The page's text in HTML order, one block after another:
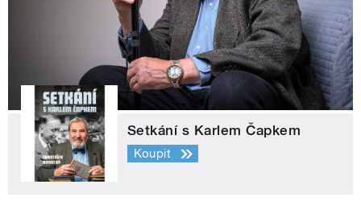
Setkání s Karlem Čapkem
Koupit